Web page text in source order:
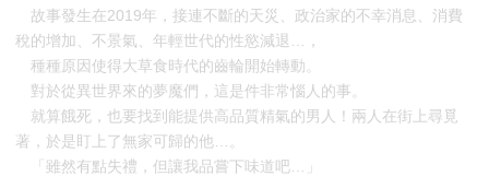
故事發生在2019年，接連不斷的天災、政治家的不幸消息、消費
稅的增加、不景氣、年輕世代的性慾減退…，
種種原因使得大草食時代的齒輪開始轉動。
對於從異世界來的夢魔們，這是件非常惱人的事。
就算餓死，也要找到能提供高品質精氣的男人！兩人在街上尋覓
著，於是盯上了無家可歸的他…。
「雖然有點失禮，但讓我品嘗下味道吧…」